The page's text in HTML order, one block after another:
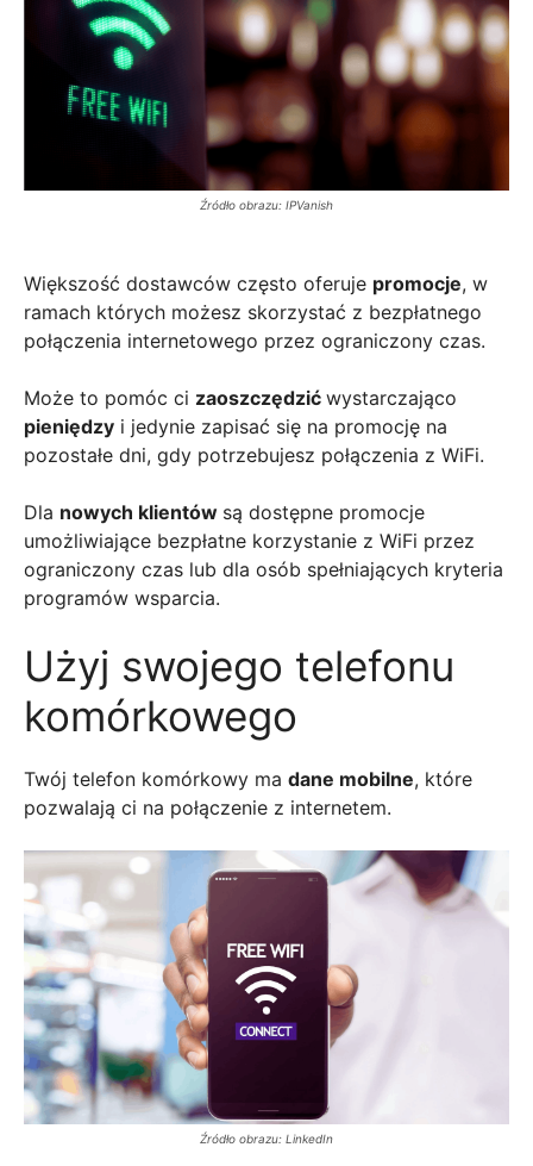
Źródło obrazu: IPVanish
Większość dostawców często oferuje promocje, w
ramach których możesz skorzystać z bezpłatnego
połączenia internetowego przez ograniczony czas.
Może to pomóc ci zaoszczędzić wystarczająco
pieniędzy i jedynie zapisać się na promocję na
pozostałe dni, gdy potrzebujesz połączenia z WiFi.
Dla nowych klientów są dostępne promocje
umożliwiające bezpłatne korzystanie z WiFi przez
ograniczony czas lub dla osób spełniających kryteria
programów wsparcia.
Użyj swojego telefonu
komórkowego
Twój telefon komórkowy ma dane mobilne, które
pozwalają ci na połączenie z internetem.
Źródło obrazu: LinkedIn